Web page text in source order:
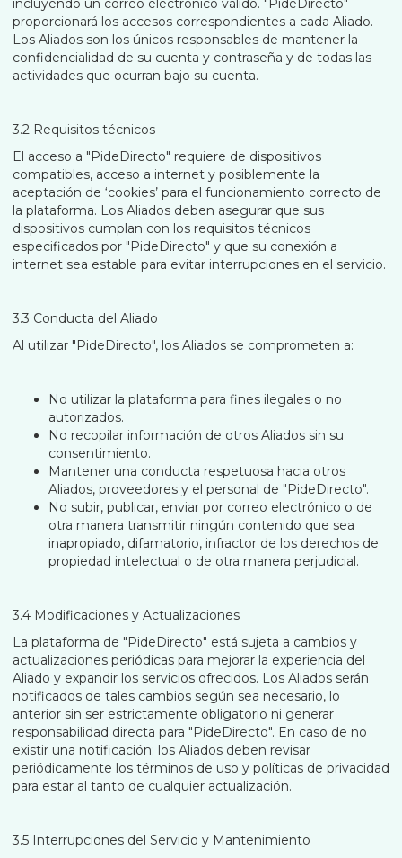
incluyendo un correo electrónico válido. "PideDirecto"
proporcionará los accesos correspondientes a cada Aliado.
Los Aliados son los únicos responsables de mantener la
confidencialidad de su cuenta y contraseña y de todas las
actividades que ocurran bajo su cuenta.
3.2 Requisitos técnicos
El acceso a "PideDirecto" requiere de dispositivos
compatibles, acceso a internet y posiblemente la
aceptación de ‘cookies’ para el funcionamiento correcto de
la plataforma. Los Aliados deben asegurar que sus
dispositivos cumplan con los requisitos técnicos
especificados por "PideDirecto" y que su conexión a
internet sea estable para evitar interrupciones en el servicio.
3.3 Conducta del Aliado
Al utilizar "PideDirecto", los Aliados se comprometen a:
No utilizar la plataforma para fines ilegales o no
autorizados.
No recopilar información de otros Aliados sin su
consentimiento.
Mantener una conducta respetuosa hacia otros
Aliados, proveedores y el personal de "PideDirecto".
No subir, publicar, enviar por correo electrónico o de
otra manera transmitir ningún contenido que sea
inapropiado, difamatorio, infractor de los derechos de
propiedad intelectual o de otra manera perjudicial.
3.4 Modificaciones y Actualizaciones
La plataforma de "PideDirecto" está sujeta a cambios y
actualizaciones periódicas para mejorar la experiencia del
Aliado y expandir los servicios ofrecidos. Los Aliados serán
notificados de tales cambios según sea necesario, lo
anterior sin ser estrictamente obligatorio ni generar
responsabilidad directa para "PideDirecto". En caso de no
existir una notificación; los Aliados deben revisar
periódicamente los términos de uso y políticas de privacidad
para estar al tanto de cualquier actualización.
3.5 Interrupciones del Servicio y Mantenimiento